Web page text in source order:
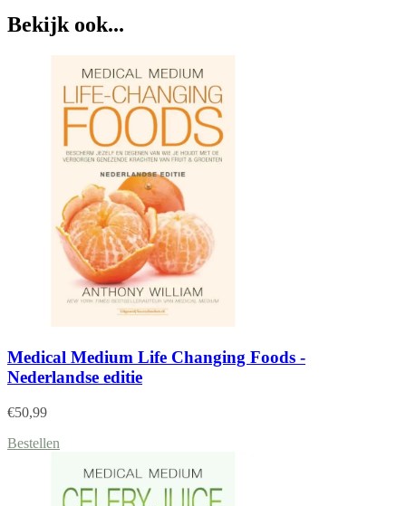
Bekijk ook...
Medical Medium Life Changing Foods -
Nederlandse editie
€50,99
Bestellen